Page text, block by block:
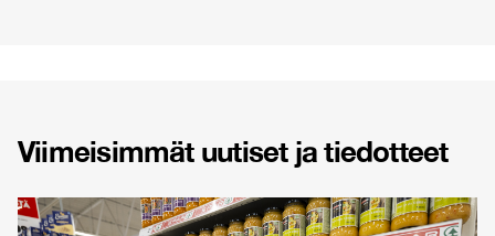
Viimeisimmät uutiset ja tiedotteet